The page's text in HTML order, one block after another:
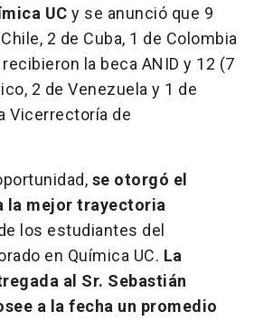
UC y se anunció que 9
2 de Cuba, 1 de Colombia
la beca ANID y 12 (7
2 de Venezuela y 1 de
Vicerrectoría de
se otorgó el
la mejor trayectoria
los estudiantes del
en Química UC. La
al Sr. Sebastián
a la fecha un promedio